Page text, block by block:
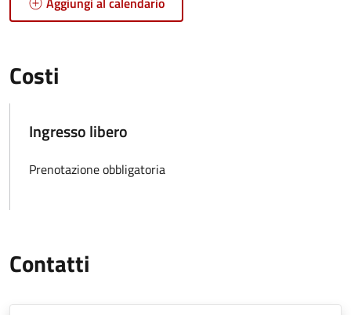
Costi
Ingresso libero
Prenotazione obbligatoria
Contatti